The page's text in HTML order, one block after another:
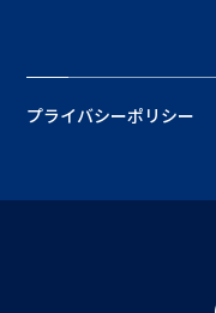
プライバシーポリシー